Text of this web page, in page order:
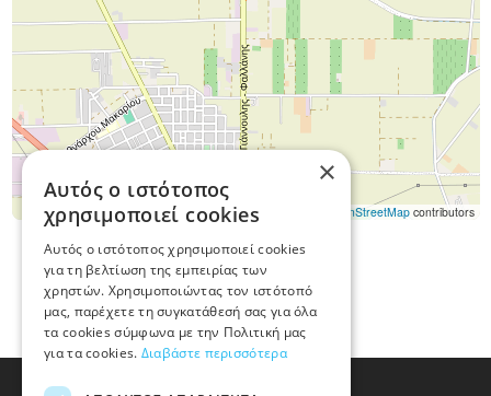
OpenStreetMapcontributors
×
Αυτός ο ιστότοπος
χρησιμοποιεί cookies
Αυτός ο ιστότοπος χρησιμοποιεί cookies
για τη βελτίωση της εμπειρίας των
χρηστών. Χρησιμοποιώντας τον ιστότοπό
μας, παρέχετε τη συγκατάθεσή σας για όλα
τα cookies σύμφωνα με την Πολιτική μας
για τα cookies. Διαβάστε περισσότερα